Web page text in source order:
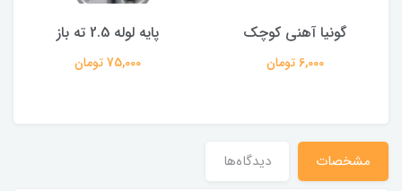
گونیا آهنی کوچک
6,000 تومان
پایه لوله 2.5 ته باز
75,000 تومان
مشخصات دیدگاه‌ها